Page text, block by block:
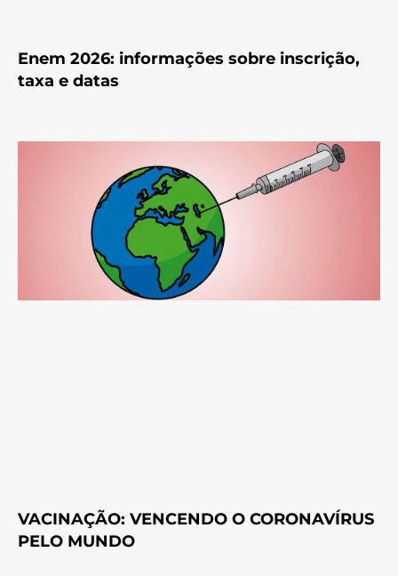
Enem 2026: informações sobre inscrição,
taxa e datas
VACINAÇÃO: VENCENDO O CORONAVÍRUS
PELO MUNDO